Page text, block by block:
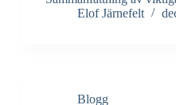
Elof Järnefelt
Blogg